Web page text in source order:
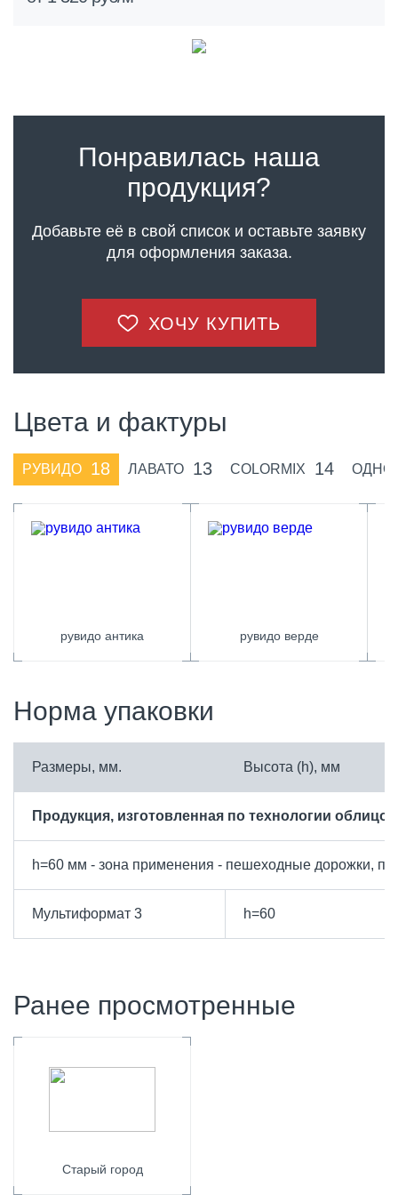
Понравилась наша
продукция?
Добавьте её в свой список и оставьте заявку
для оформления заказа.
ХОЧУ КУПИТЬ
Цвета и фактуры
РУВИДО 18 ЛАВАТО 13 COLORMIX 14
рувидо антика рувидо верде
Норма упаковки
Размеры, мм. Высота (h), мм
Продукция, изготовленная по технологии
h=60 мм - зона применения - пешеходные дорожки,
Мультиформат 3 h=60
Ранее просмотренные
Старый город